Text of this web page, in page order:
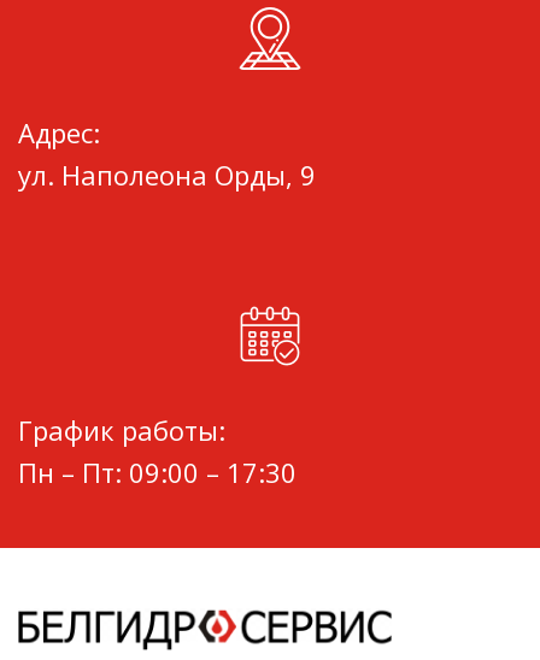
Адрес:
ул. Наполеона Орды, 9
График работы:
Пн – Пт: 09:00 – 17:30